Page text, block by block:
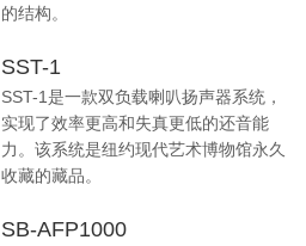
的结构。
SST-1
SST-1是一款双负载喇叭扬声器系统，
实现了效率更高和失真更低的还音能
力。该系统是纽约现代艺术博物馆永久
收藏的藏品。
SB-AFP1000